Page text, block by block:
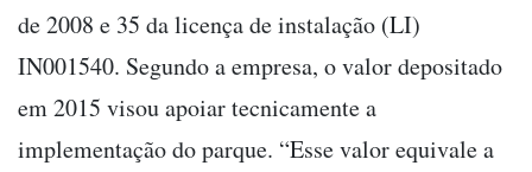
de 2008 e 35 da licença de instalação (LI)
IN001540. Segundo a empresa, o valor depositado
em 2015 visou apoiar tecnicamente a
implementação do parque. “Esse valor equivale a